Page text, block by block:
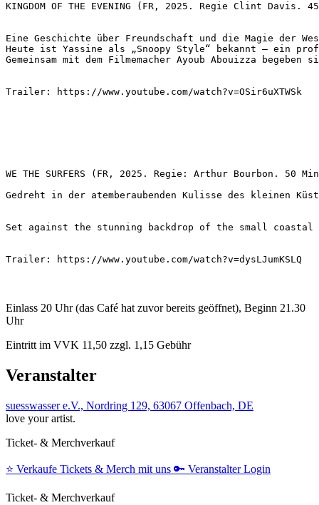
KINGDOM OF THE EVENING (FR, 2025. Regie Clint Davis.
Eine Geschichte über Freundschaft und die Magie der
Heute ist Yassine als „Snoopy Style“ bekannt – ein
Gemeinsam mit dem Filmemacher Ayoub Abouizza
Trailer: https://www.youtube.com/watch?v=OSir6uXTWSk
WE THE SURFERS (FR, 2025. Regie: Arthur Bourbon. 50
Gedreht in der atemberaubenden Kulisse des kleinen
Set against the stunning backdrop of the small
Trailer: https://www.youtube.com/watch?v=dysLJumKSLQ
Einlass 20 Uhr (das Café hat zuvor bereits geöffnet), Beginn 21.30
Uhr
Eintritt im VVK 11,50 zzgl. 1,15 Gebühr
Veranstalter
suesswasser e.V., Nordring 129, 63067 Offenbach, DE
love your artist.
Ticket- & Merchverkauf
⭐️ Verkaufe Tickets & Merch mit uns 🔑 Veranstalter Login
Ticket- & Merchverkauf